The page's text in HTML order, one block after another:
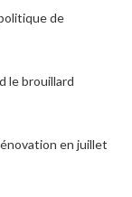
de
le brouillard
en juillet